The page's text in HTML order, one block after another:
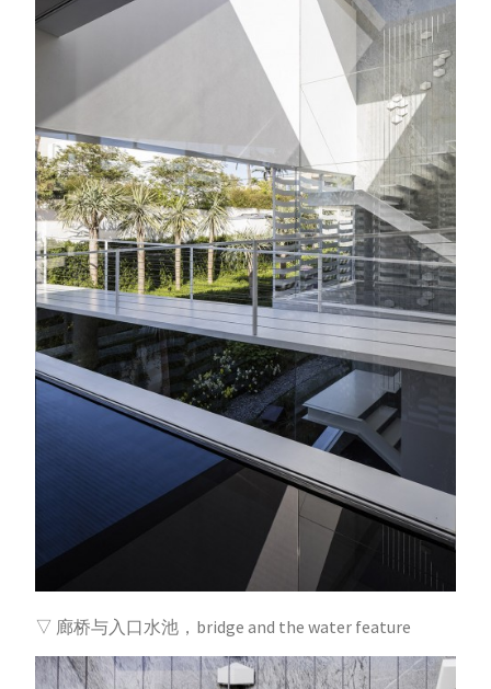
▽ 廊桥与入口水池，bridge and the water feature